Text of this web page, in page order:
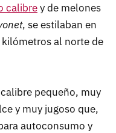
calibrey de melones
, se estilaban en
al norte de
pequeño, muy
y muy jugoso que,
autoconsumo y